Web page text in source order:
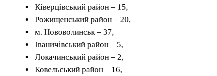
Ківерцівський район – 15,
Рожищенський район – 20,
м. Нововолинськ – 37,
Іваничівський район – 5,
Локачинський район – 2,
Ковельський район – 16,